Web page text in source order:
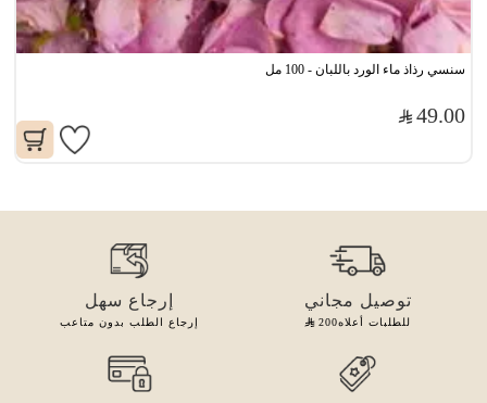
سنسي رذاذ ماء الورد باللبان - 100 مل
49.00
توصيل مجاني
للطلبات أعلاه200
إرجاع سهل
إرجاع الطلب بدون متاعب